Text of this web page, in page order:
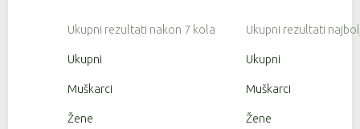
Ukupni rezultati nakon 7 kola Ukupni rezultati
Ukupni Ukupni
Muškarci Muškarci
Žene Žene